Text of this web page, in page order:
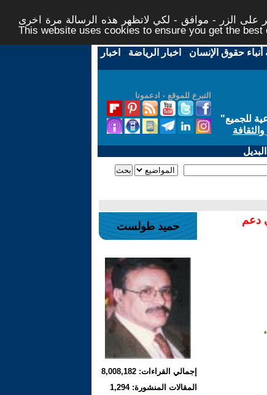
على الزر - موافق - لكي لاتظهر هذه الرسالة مرة اخرى -
This website uses cookies to ensure you get the best
أنباء حقوق الإنسان - اخبار الرياضة - اخبار
التبرع للموقع - ادعمونا
للجميع"
دعم
حميد طولست
إجمالي القراءات: 8,008,182
المقالات المنشورة: 1,294